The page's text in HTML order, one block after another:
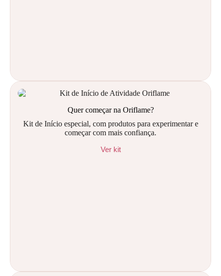
Quer começar na Oriflame?
Kit de Início especial, com produtos para experimentar e
começar com mais confiança.
Ver kit